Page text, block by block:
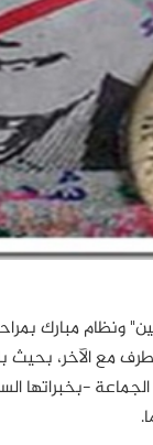
ونظام مبارك
مع الآخر،
-بخبراتها